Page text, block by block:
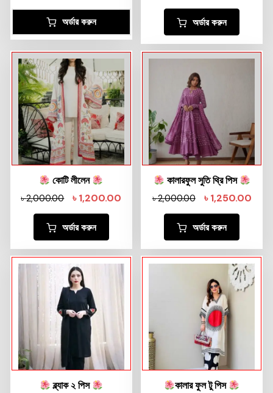
অর্ডার করুন অর্ডার করুন
কোটি লীলেন
৳2,000.00 ৳1,200.00
অর্ডার করুন
কালারফুল সুতি থ্রি পিস
৳2,000.00 ৳1,250.00
অর্ডার করুন
ব্ল্যাক ২ পিস কালার ফুল টু পিস